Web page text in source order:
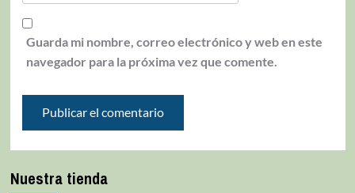
Guarda mi nombre, correo electrónico y web en este
navegador para la próxima vez que comente.
Nuestra tienda